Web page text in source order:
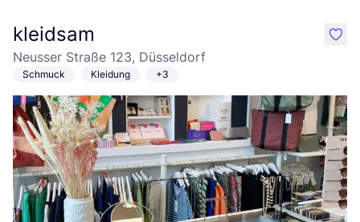
kleidsam
Neusser Straße 123, Düsseldorf
Schmuck Kleidung +3
like